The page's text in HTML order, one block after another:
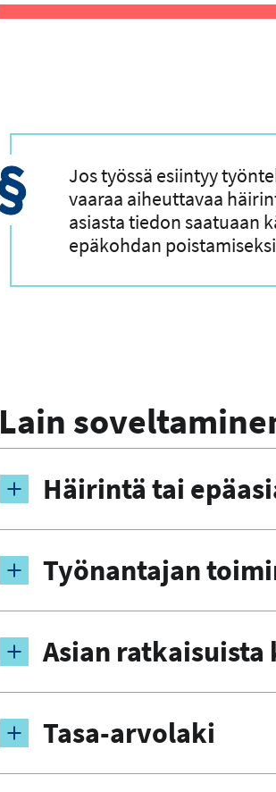
Jos työssä esiintyy
vaaraa aiheuttavaa
asiasta tiedon saatuaan
epäkohdan
Lain
Häirintä tai
Työnantajan
Asian
Tasa-arvolaki